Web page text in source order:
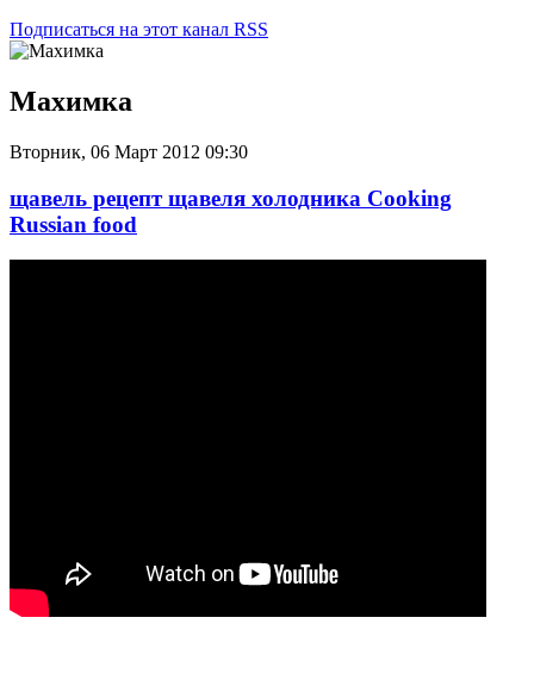
Подписаться на этот канал RSS
Махимка
Вторник, 06 Март 2012 09:30
щавель рецепт щавеля холодника Cooking
Russian food